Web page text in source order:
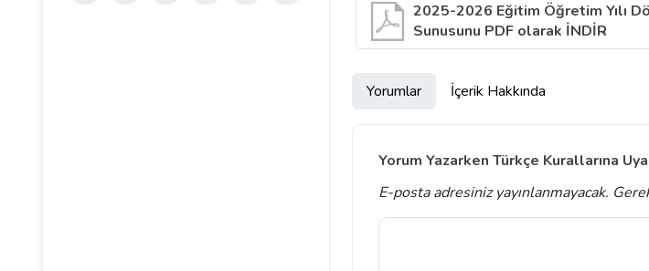
2025-2026 Eğitim Öğretim Yılı
Sunusunu PDF olarak İNDİR
Yorumlar İçerik Hakkında
Yorum Yazarken Türkçe Kurallarına
E-posta adresiniz yayınlanmayacak.